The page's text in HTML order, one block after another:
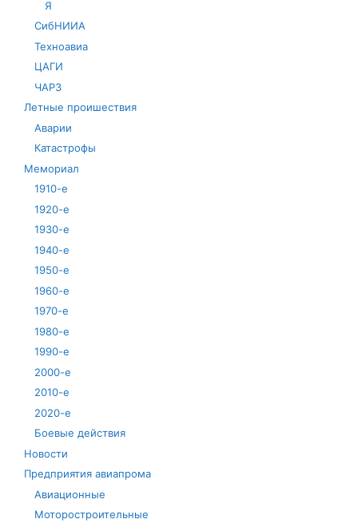
Я
СибНИИА
Техноавиа
ЦАГИ
ЧАРЗ
Летные проишествия
Аварии
Катастрофы
Мемориал
1910-е
1920-е
1930-е
1940-е
1950-е
1960-е
1970-е
1980-е
1990-е
2000-е
2010-е
2020-е
Боевые действия
Новости
Предприятия авиапрома
Авиационные
Моторостроительные